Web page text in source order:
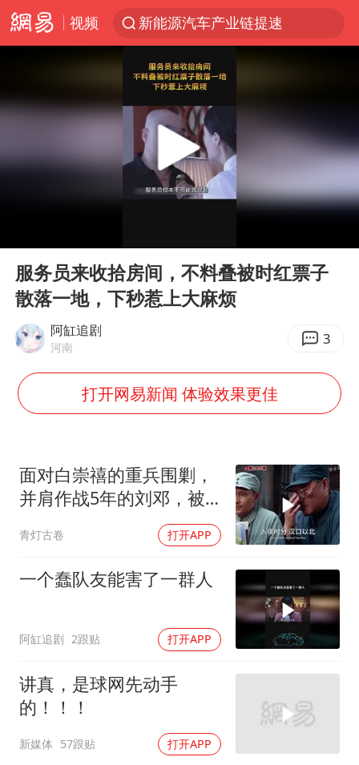
视频
新能源汽车产业链提速
费大厨不自称“大王”了
血指纹匹配成功，20年悬案告破！凶手被执行死刑
独闯南太行失联女子遗体已找到
医疗垃圾做手机壳 这也是谋财害命
武契奇：欧洲已处于大战边缘
7月CPI同比上涨0.5% 经济内生增长动力持续增强
白海豚突然大拐弯 走出罕见路线
成都多趟列车临时停运
路虎卫士限时降17万 BBA已集体降价
下党之路
Play
服务员来收拾房间，不料叠被时红票子
散落一地，下秒惹上大麻烦
阿缸追剧
河南 3
打开网易新闻 体验效果更佳
面对白崇禧的重兵围剿，
并肩作战5年的刘邓，被
青灯古卷 打开APP
一个蠢队友能害了一群人
阿缸追剧 2跟贴 打开APP
讲真，是球网先动手
的！！！
新媒体 57跟贴 打开APP